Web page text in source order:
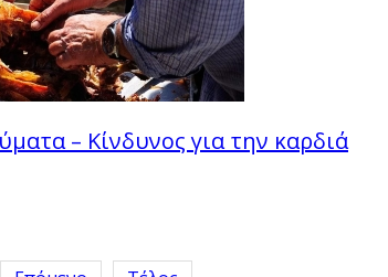
– Κίνδυνος για την καρδιά